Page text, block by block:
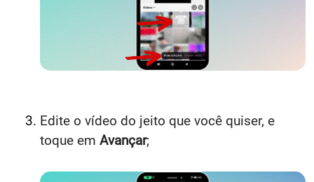
Edite o vídeo do jeito que você quiser, e
toque em Avançar;